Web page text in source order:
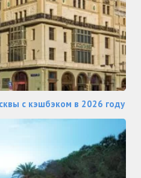
с кэшбэком в 2026 году